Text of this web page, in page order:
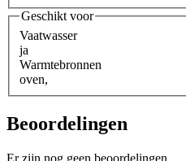
Geschikt voor
Vaatwasser
ja
Warmtebronnen
oven,
Beoordelingen
Er zijn nog geen beoordelingen.